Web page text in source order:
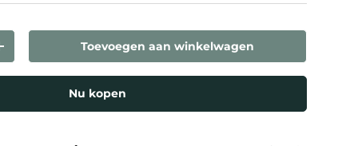
de hoeveelheid
Toevoegen aan winkelwagen
Nu kopen